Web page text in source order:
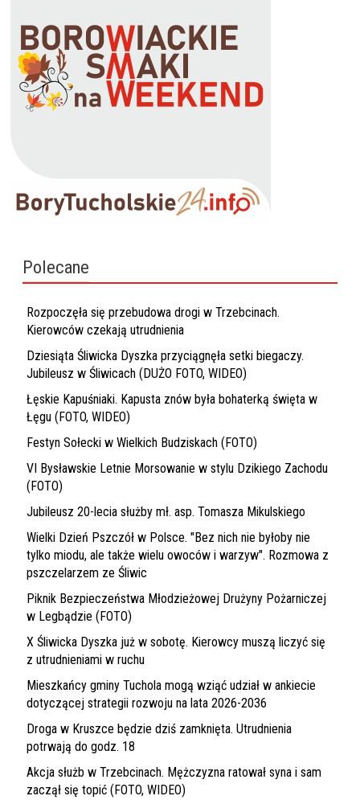
Polecane
Rozpoczęła się przebudowa drogi w Trzebcinach.
Kierowców czekają utrudnienia
Dziesiąta Śliwicka Dyszka przyciągnęła setki biegaczy.
Jubileusz w Śliwicach (DUŻO FOTO, WIDEO)
Łęskie Kapuśniaki. Kapusta znów była bohaterką święta w
Łęgu (FOTO, WIDEO)
Festyn Sołecki w Wielkich Budziskach (FOTO)
VI Bysławskie Letnie Morsowanie w stylu Dzikiego Zachodu
(FOTO)
Jubileusz 20-lecia służby mł. asp. Tomasza Mikulskiego
Wielki Dzień Pszczół w Polsce. "Bez nich nie byłoby nie
tylko miodu, ale także wielu owoców i warzyw". Rozmowa z
pszczelarzem ze Śliwic
Piknik Bezpieczeństwa Młodzieżowej Drużyny Pożarniczej
w Legbądzie (FOTO)
X Śliwicka Dyszka już w sobotę. Kierowcy muszą liczyć się
z utrudnieniami w ruchu
Mieszkańcy gminy Tuchola mogą wziąć udział w ankiecie
dotyczącej strategii rozwoju na lata 2026-2036
Droga w Kruszce będzie dziś zamknięta. Utrudnienia
potrwają do godz. 18
Akcja służb w Trzebcinach. Mężczyzna ratował syna i sam
zaczął się topić (FOTO, WIDEO)